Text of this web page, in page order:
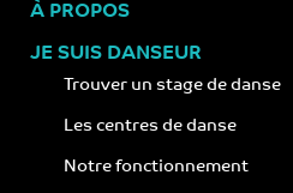
À PROPOS
JE SUIS DANSEUR
Trouver un stage de danse
Les centres de danse
Notre fonctionnement